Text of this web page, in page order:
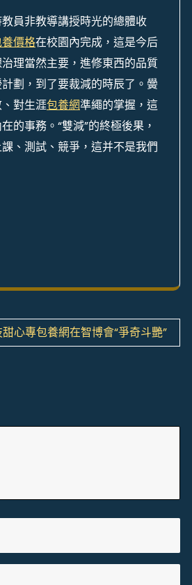
員非教導講授時光的總體收
價格在校園內完成，這是今后
理當然主要，進修東西的品質
劃，到了要裁減的時辰了。黌
對生涯包養網準繩的掌握，這
的事務。“雙減”的終極後果，
、測試、競爭，這并不是我們
心專包養網在智博會“爭奇斗艷”